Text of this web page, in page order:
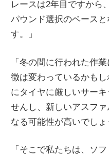
レースは2年目ですから
パウンド選択のベース
す。」
「冬の間に行われた作
徴は変わっているかも
にタイヤに厳しいサー
せんし、新しいアスフ
なる可能性が高いでしょ
「そこで私たちは、ソ